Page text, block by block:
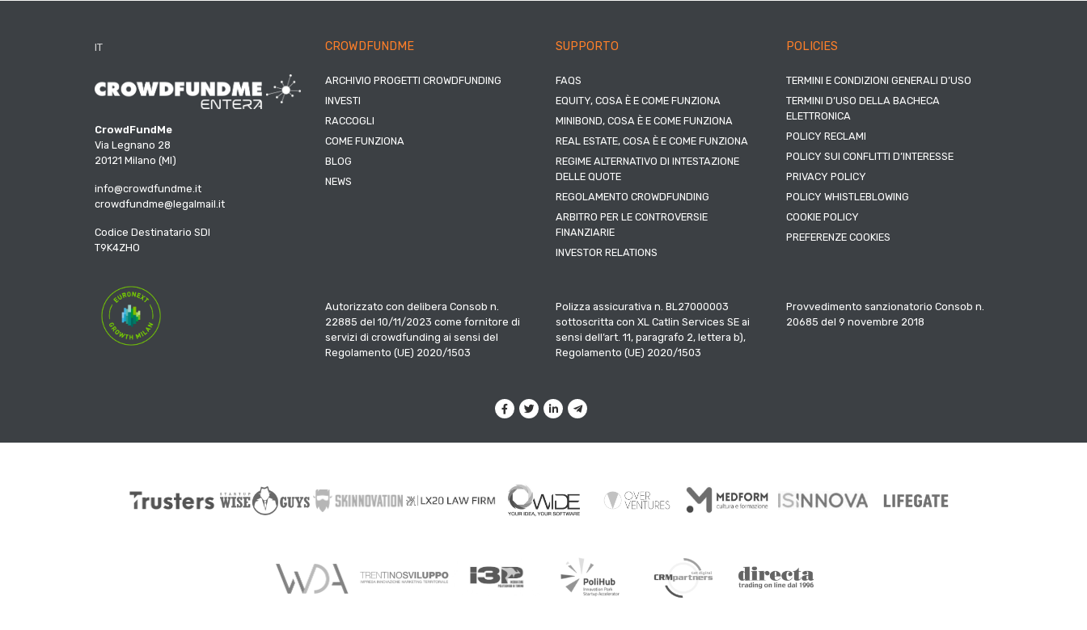
IT
CrowdFundMe
Via Legnano 28
20121 Milano (MI)
info@crowdfundme.it
crowdfundme@legalmail.it
Codice Destinatario SDI
T9K4ZHO
CROWDFUNDME
ARCHIVIO PROGETTI CROWDFUNDING
INVESTI
RACCOGLI
COME FUNZIONA
BLOG
NEWS
SUPPORTO
FAQS
EQUITY, COSA È E COME FUNZIONA
MINIBOND, COSA È E COME FUNZIONA
REAL ESTATE, COSA È E COME FUNZIONA
REGIME ALTERNATIVO DI INTESTAZIONE
DELLE QUOTE
REGOLAMENTO CROWDFUNDING
ARBITRO PER LE CONTROVERSIE
FINANZIARIE
INVESTOR RELATIONS
POLICIES
TERMINI E CONDIZIONI GENERALI D’USO
TERMINI D’USO DELLA BACHECA
ELETTRONICA
POLICY RECLAMI
POLICY SUI CONFLITTI D’INTERESSE
PRIVACY POLICY
POLICY WHISTLEBLOWING
COOKIE POLICY
PREFERENZE COOKIES
Autorizzato con delibera Consob n.
22885 del 10/11/2023 come fornitore di
servizi di crowdfunding ai sensi del
Regolamento (UE) 2020/1503
Polizza assicurativa n. BL27000003
sottoscritta con XL Catlin Services SE ai
sensi dell’art. 11, paragrafo 2, lettera b),
Regolamento (UE) 2020/1503
Provvedimento sanzionatorio Consob n.
20685 del 9 novembre 2018